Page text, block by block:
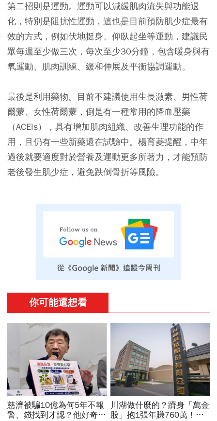
第二招則是運動。運動可以減緩肌肉流失與功能退
化，特別是阻抗性運動，這也是目前預防肌少症最有
效的方式，例如伏地挺身、仰臥起坐等運動，建議民
眾每週至少做三次，每次至少30分鐘，包含暖身與有
氧運動、肌肉訓練、緩和伸展及平衡協調運動。
最後是利用藥物。目前不建議使用生長激素、男性荷
爾蒙、女性荷爾蒙，倒是有一種常用的降血壓藥
（ACEIs），具有增加肌肉組織、改善生理功能的作
用，且仍有一些新藥還在試驗中。楊育菱提醒，中年
過後就要適度對於營養及運動更多所著力，才能預防
老後發生肌少症，避免跌倒骨折等風險。